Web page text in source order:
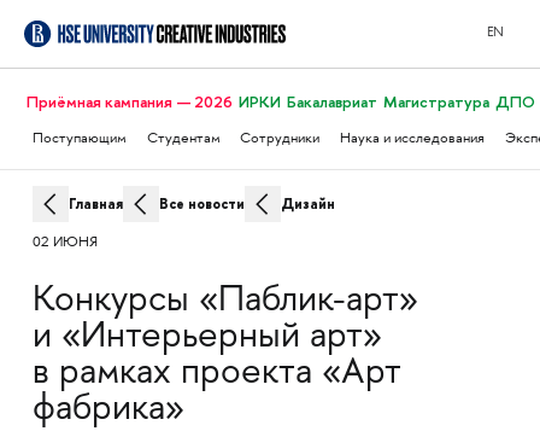
EN
Приёмная кампания — 2026 ИРКИ Бакалавриат Магистратура ДПО
Поступающим Студентам Сотрудники Наука и исследования
Главная Все новости Дизайн
02 ИЮНЯ
Конкурсы «Паблик-арт»
и «Интерьерный арт»
в рамках проекта «Арт
фабрика»